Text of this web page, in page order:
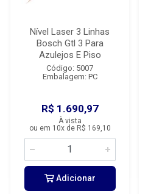
Nível Laser 3 Linhas
Bosch Gtl 3 Para
Azulejos E Piso
Código: 5007
Embalagem: PC
R$ 1.690,97
À vista
ou em 10x de R$ 169,10
Adicionar